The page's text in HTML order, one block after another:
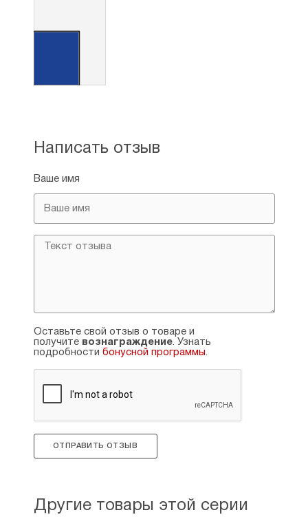
Написать отзыв
Ваше имя
Оставьте свой отзыв о товаре и
получите вознаграждение. Узнать
подробности бонусной программы.
ОТПРАВИТЬ ОТЗЫВ
Другие товары этой серии